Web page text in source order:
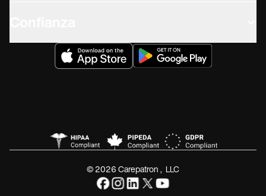
© 2026 Carepatron, LLC